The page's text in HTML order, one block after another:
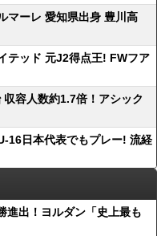
マーレ 愛知県出身 豊川高
テッド 元J2得点王! FWフア
収容人数約1.7倍！アシック
16日本代表でもプレー! 流経
進出！ヨルダン「史上最も